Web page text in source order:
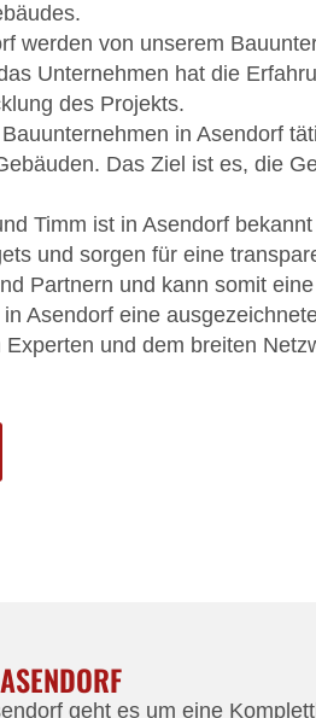
werden von unserem
Unternehmen hat die
des Projekts.
in Asendorf
Das Ziel ist es, die
Timm ist in Asendorf
und sorgen für eine
Partnern und kann somit
Asendorf eine
und dem breiten
geht es um eine